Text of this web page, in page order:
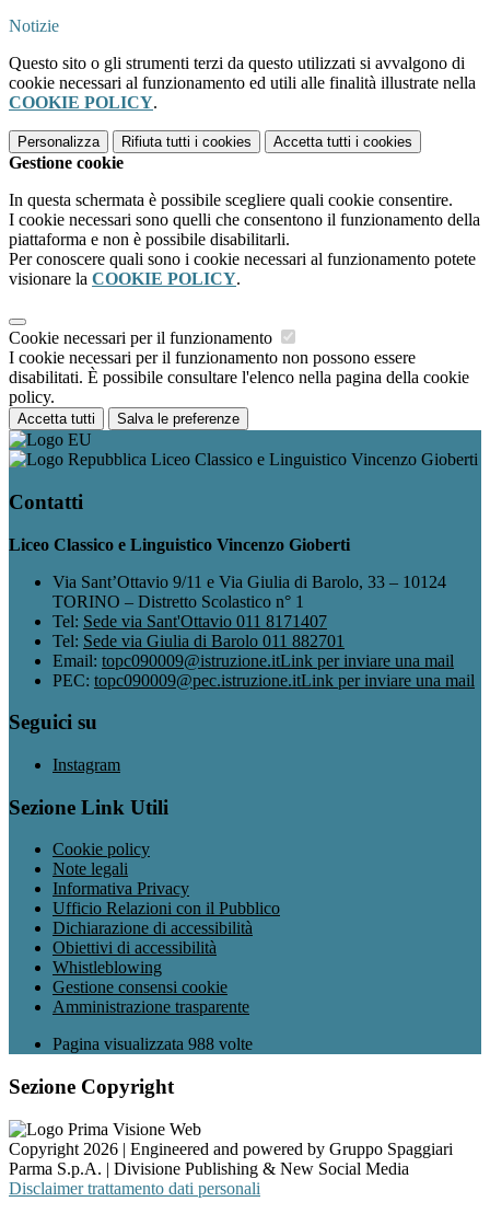
Notizie
Questo sito o gli strumenti terzi da questo utilizzati si avvalgono di
cookie necessari al funzionamento ed utili alle finalità illustrate nella
COOKIE POLICY.
Personalizza Rifiuta tutti i cookies Accetta tutti i cookies
Gestione cookie
In questa schermata è possibile scegliere quali cookie consentire.
I cookie necessari sono quelli che consentono il funzionamento della
piattaforma e non è possibile disabilitarli.
Per conoscere quali sono i cookie necessari al funzionamento potete
visionare la COOKIE POLICY.
Cookie necessari per il funzionamento
I cookie necessari per il funzionamento non possono essere
disabilitati. È possibile consultare l'elenco nella pagina della cookie
policy.
Accetta tutti Salva le preferenze
Liceo Classico e Linguistico Vincenzo Gioberti
Contatti
Liceo Classico e Linguistico Vincenzo Gioberti
Via Sant’Ottavio 9/11 e Via Giulia di Barolo, 33 – 10124
TORINO – Distretto Scolastico n° 1
Tel: Sede via Sant'Ottavio 011 8171407
Tel: Sede via Giulia di Barolo 011 882701
Email: topc090009@istruzione.itLink per inviare una mail
PEC: topc090009@pec.istruzione.itLink per inviare una mail
Seguici su
Instagram
Sezione Link Utili
Cookie policy
Note legali
Informativa Privacy
Ufficio Relazioni con il Pubblico
Dichiarazione di accessibilità
Obiettivi di accessibilità
Whistleblowing
Gestione consensi cookie
Amministrazione trasparente
Pagina visualizzata 988 volte
Sezione Copyright
Copyright 2026 | Engineered and powered by Gruppo Spaggiari
Parma S.p.A. | Divisione Publishing & New Social Media
Disclaimer trattamento dati personali